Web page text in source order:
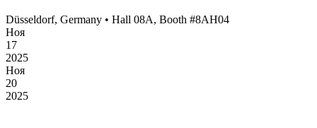
Düsseldorf, Germany • Hall 08A, Booth #8AH04
Ноя
17
2025
Ноя
20
2025